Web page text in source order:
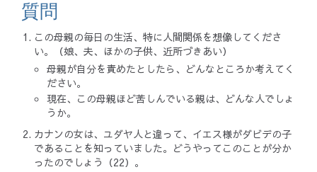
質問
この母親の毎日の生活、特に人間関係を想像してくださ
い。（娘、夫、ほかの子供、近所づきあい）
母親が自分を責めたとしたら、どんなところか考えてく
ださい。
現在、この母親ほど苦しんでいる親は、どんな人でしょ
うか。
カナンの女は、ユダヤ人と違って、イエス様がダビデの子
であることを知っていました。どうやってこのことが分か
ったのでしょう（22）。